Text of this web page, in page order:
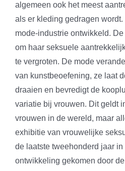
algemeen ook het meest
als er kleding gedragen
mode-industrie ontwikkeld.
om haar seksuele
te vergroten. De mode
van kunstbeoefening, ze laat
draaien en bevredigt de
variatie bij vrouwen. Dit geldt
vrouwen in de wereld, maar
exhibitie van vrouwelijke
de laatste tweehonderd jaar
ontwikkeling gekomen door de